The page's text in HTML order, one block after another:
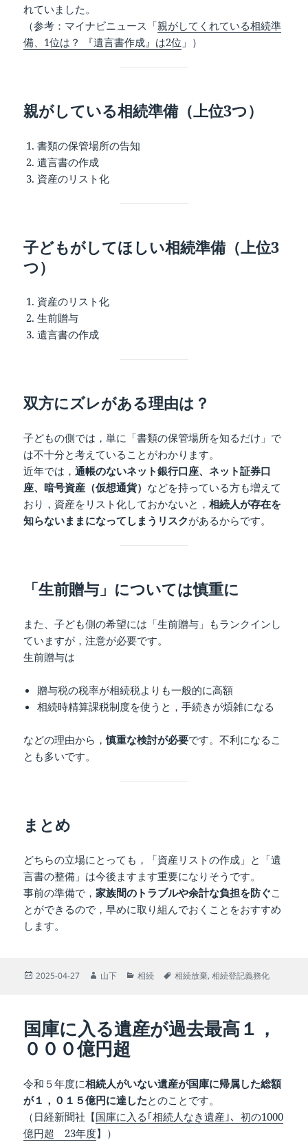
れていました。
（参考：マイナビニュース「親がしてくれている相続準
備、1位は？ 『遺言書作成』は2位 」）
親がしている相続準備（上位3つ）
書類の保管場所の告知
遺言書の作成
資産のリスト化
子どもがしてほしい相続準備（上位3
つ）
資産のリスト化
生前贈与
遺言書の作成
双方にズレがある理由は？
子どもの側では，単に「書類の保管場所を知るだけ」で
は不十分と考えていることがわかります。
近年では，通帳のないネット銀行口座、ネット証券口
座、暗号資産（仮想通貨） などを持っている方も増えて
おり，資産をリスト化しておかないと，相続人が存在を
知らないままになってしまうリスクがあるからです。
「生前贈与」については慎重に
また、子ども側の希望には「生前贈与」もランクインし
ていますが，注意が必要です。
生前贈与は
贈与税の税率が相続税よりも一般的に高額
相続時精算課税制度を使うと，手続きが煩雑になる
などの理由から，慎重な検討が必要です。不利になるこ
とも多いです。
まとめ
どちらの立場にとっても，「資産リストの作成」と「遺
言書の整備」は今後ますます重要になりそうです。
事前の準備で，家族間のトラブルや余計な負担を防ぐこ
とができるので，早めに取り組んでおくことをおすすめ
します。
投
2025-04-27
作
山下
カ
ー
相続
タ
相続放棄,相続登記義務化
国庫に入る遺産が過去最高１，
０００億円超
令和５年度に相続人がいない遺産が国庫に帰属した総額
が１，０１５億円に達したとのことです。
（日経新聞社【国庫に入る｢相続人なき遺産｣、初の1000
億円超 23年度】）